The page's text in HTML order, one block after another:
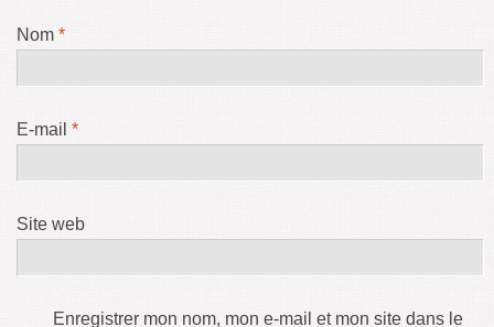
Nom *
E-mail *
Site web
Enregistrer mon nom, mon e-mail et mon site dans le